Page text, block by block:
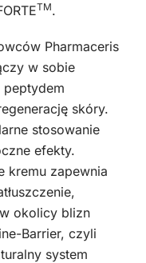
TM.
Pharmaceris
w sobie
peptydem
skóry.
stosowanie
efekty.
kremu zapewnia
okolicy blizn
Barrier, czyli
system